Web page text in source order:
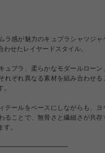
ラ感が魅力のキュプラシャツジ
わせたレイヤードスタイル。
ュプラ、柔らかなモダールローン
れぞれ異なる素材を組み合わせ
テールをベースにしながらも、
ることで、無骨さと繊細さが共
。